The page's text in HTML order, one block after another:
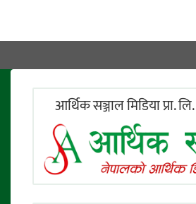
आर्थिक सञ्जाल मिडिया प्रा. लि.